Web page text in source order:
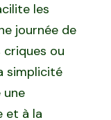
les
journée de
criques ou
simplicité
une
et à la